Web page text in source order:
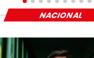
NACIONAL